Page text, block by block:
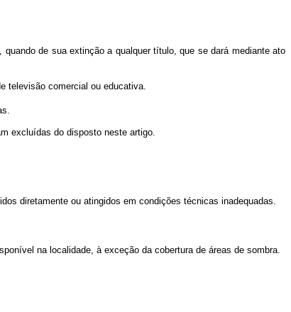
de sua extinção a qualquer título, que se dará mediante ato
televisão comercial ou educativa.
excluídas do disposto neste artigo.
diretamente ou atingidos em condições técnicas inadequadas.
na localidade, à exceção da cobertura de áreas de sombra.